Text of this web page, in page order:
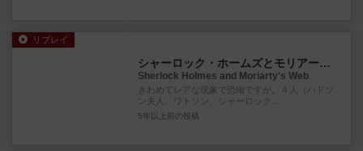
リプレイ
シャーロック・ホームズとモリアーティの罠
Sherlock Holmes and Moriarty's Web
きわめてレアな現象で恐縮ですが。４人（ハドソ
ン夫人、ワトソン、シャーロック...
5年以上前 の投稿